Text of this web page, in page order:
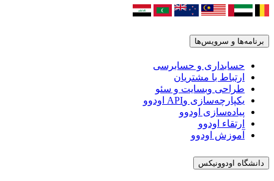
برنامه‌ها و سرویس‌ها
حسابداری و حسابرسی
ارتباط با مشتریان
طراحی وبسایت و سئو
یکپارچه‌سازی وAPI اودوو
پیاده‌سازی اودوو
ارتقاء اودوو
آموزش اودوو
دانشگاه اودوونیکس